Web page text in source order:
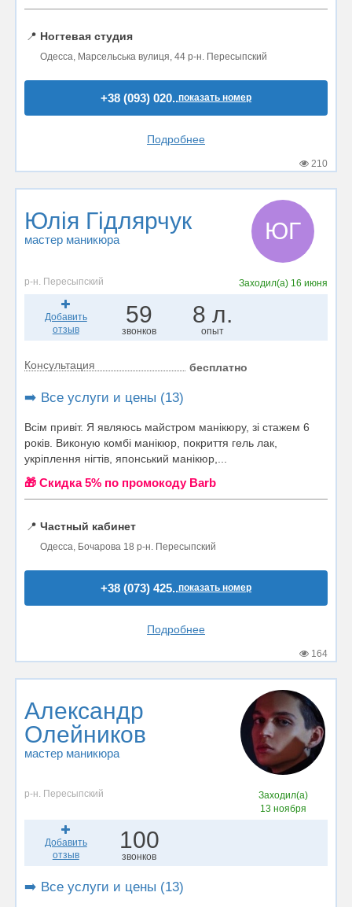
📍 Ногтевая студия
Одесса, Марсельська вулиця, 44 р-н. Пересыпский
+38 (093) 020..показать номер
Подробнее
210
Юлія Гідлярчук
мастер маникюра ЮГ
р-н. Пересыпский Заходил(а) 16 июня
Добавить
отзыв
59
звонков
8 л.
опыт
Консультация бесплатно
➡️ Все услуги и цены (13)
Всім привіт. Я являюсь майстром манікюру, зі стажем 6
років. Виконую комбі манікюр, покриття гель лак,
укріплення нігтів, японський манікюр,...
🎁 Cкидка 5% по промокоду Barb
📍 Частный кабинет
Одесса, Бочарова 18 р-н. Пересыпский
+38 (073) 425..показать номер
Подробнее
164
Александр
Олейников
мастер маникюра
р-н. Пересыпский
Заходил(а)
13 ноября
Добавить
отзыв
100
звонков
➡️ Все услуги и цены (13)